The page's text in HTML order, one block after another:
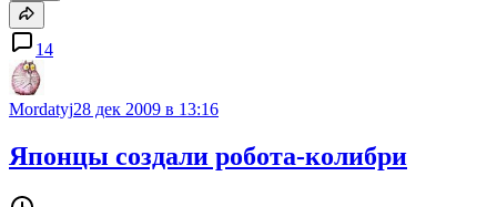
14
Mordatyj28 дек 2009 в 13:16
Японцы создали робота-колибри